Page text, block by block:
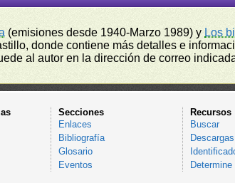
(emisiones desde 1940-Marzo 1989) y Los
donde contiene más detalles e
al autor en la dirección de correo
Secciones
Enlaces
Bibliografía
Glosario
Eventos
Recursos
Buscar
Descargas